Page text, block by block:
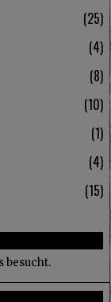
25
4
8
10
1
4
15
besucht.